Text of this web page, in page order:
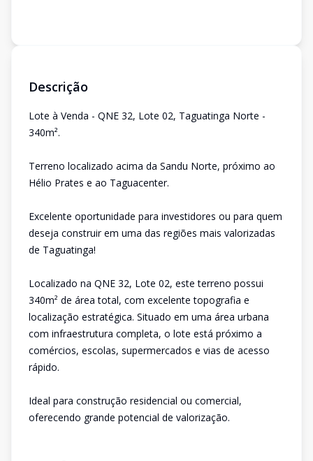
Descrição
Lote à Venda - QNE 32, Lote 02, Taguatinga Norte -
340m².
Terreno localizado acima da Sandu Norte, próximo ao
Hélio Prates e ao Taguacenter.
Excelente oportunidade para investidores ou para quem
deseja construir em uma das regiões mais valorizadas
de Taguatinga!
Localizado na QNE 32, Lote 02, este terreno possui
340m² de área total, com excelente topografia e
localização estratégica. Situado em uma área urbana
com infraestrutura completa, o lote está próximo a
comércios, escolas, supermercados e vias de acesso
rápido.
Ideal para construção residencial ou comercial,
oferecendo grande potencial de valorização.